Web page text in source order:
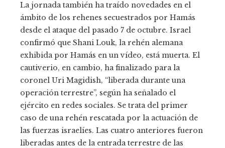
La jornada también ha traído novedades en el
ámbito de los rehenes secuestrados por Hamás
desde el ataque del pasado 7 de octubre. Israel
confirmó que Shani Louk, la rehén alemana
exhibida por Hamás en un vídeo, está muerta. El
cautiverio, en cambio, ha finalizado para la
coronel Uri Magidish, “liberada durante una
operación terrestre”, según ha señalado el
ejército en redes sociales. Se trata del primer
caso de una rehén rescatada por la actuación de
las fuerzas israelíes. Las cuatro anteriores fueron
liberadas antes de la entrada terrestre de las